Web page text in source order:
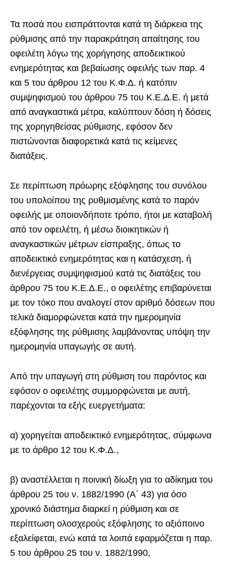
Τα ποσά που εισπράττονται κατά τη διάρκεια της
ρύθμισης από την παρακράτηση απαίτησης του
οφειλέτη λόγω της χορήγησης αποδεικτικού
ενημερότητας και βεβαίωσης οφειλής των παρ. 4
και 5 του άρθρου 12 του Κ.Φ.Δ. ή κατόπιν
συμψηφισμού του άρθρου 75 του Κ.Ε.Δ.Ε. ή μετά
από αναγκαστικά μέτρα, καλύπτουν δόση ή δόσεις
της χορηγηθείσας ρύθμισης, εφόσον δεν
πιστώνονται διαφορετικά κατά τις κείμενες
διατάξεις.
Σε περίπτωση πρόωρης εξόφλησης του συνόλου
του υπολοίπου της ρυθμισμένης κατά το παρόν
οφειλής με οποιονδήποτε τρόπο, ήτοι με καταβολή
από τον οφειλέτη, ή μέσω διοικητικών ή
αναγκαστικών μέτρων είσπραξης, όπως το
αποδεικτικό ενημερότητας και η κατάσχεση, ή
διενέργειας συμψηφισμού κατά τις διατάξεις του
άρθρου 75 του Κ.Ε.Δ.Ε., ο οφειλέτης επιβαρύνεται
με τον τόκο που αναλογεί στον αριθμό δόσεων που
τελικά διαμορφώνεται κατά την ημερομηνία
εξόφλησης της ρύθμισης λαμβάνοντας υπόψη την
ημερομηνία υπαγωγής σε αυτή.
Από την υπαγωγή στη ρύθμιση του παρόντος και
εφόσον ο οφειλέτης συμμορφώνεται με αυτή,
παρέχονται τα εξής ευεργετήματα:
α) χορηγείται αποδεικτικό ενημερότητας, σύμφωνα
με το άρθρο 12 του Κ.Φ.Δ.,
β) αναστέλλεται η ποινική δίωξη για το αδίκημα του
άρθρου 25 του ν. 1882/1990 (Α΄ 43) για όσο
χρονικό διάστημα διαρκεί η ρύθμιση και σε
περίπτωση ολοσχερούς εξόφλησης το αξιόποινο
εξαλείφεται, ενώ κατά τα λοιπά εφαρμόζεται η παρ.
5 του άρθρου 25 του ν. 1882/1990,